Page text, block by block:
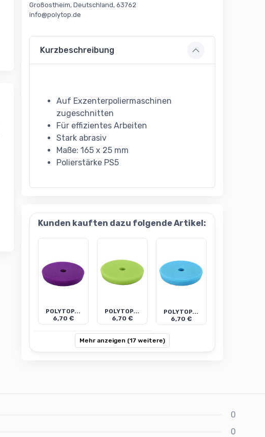
Großostheim, Deutschland, 63762
info@polytop.de
Kurzbeschreibung
Auf Exzenterpoliermaschinen
zugeschnitten
Für effizientes Arbeiten
Stark abrasiv
Maße: 165 x 25 mm
Polierstärke PS5
Kunden kauften dazu folgende Artikel:
POLYTOP...
6,70 €
POLYTOP...
6,70 €
POLYTOP...
6,70 €
Mehr anzeigen (17 weitere)
0
0